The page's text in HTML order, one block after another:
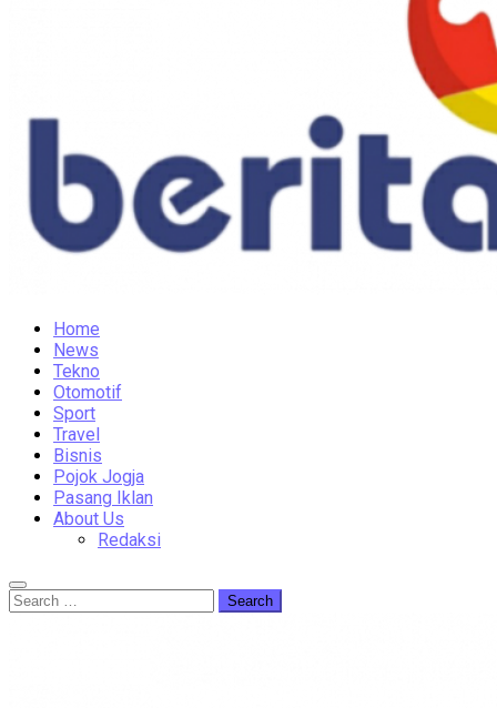
Home
News
Tekno
Otomotif
Sport
Travel
Bisnis
Pojok Jogja
Pasang Iklan
About Us
Redaksi